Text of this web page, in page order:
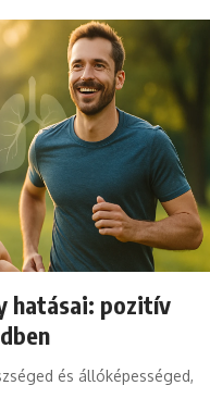
hatásai: pozitív
és állóképességed,